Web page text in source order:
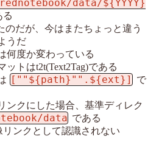
data/${YYYY}
る
のだが、今はまたちょっと違う
うだ
何度か変わっている
ットはt2t(Text2Tag)である
[""${path}"".${ext}] で
ンクにした場合、基準ディレク
data である
リンクとして認識されない